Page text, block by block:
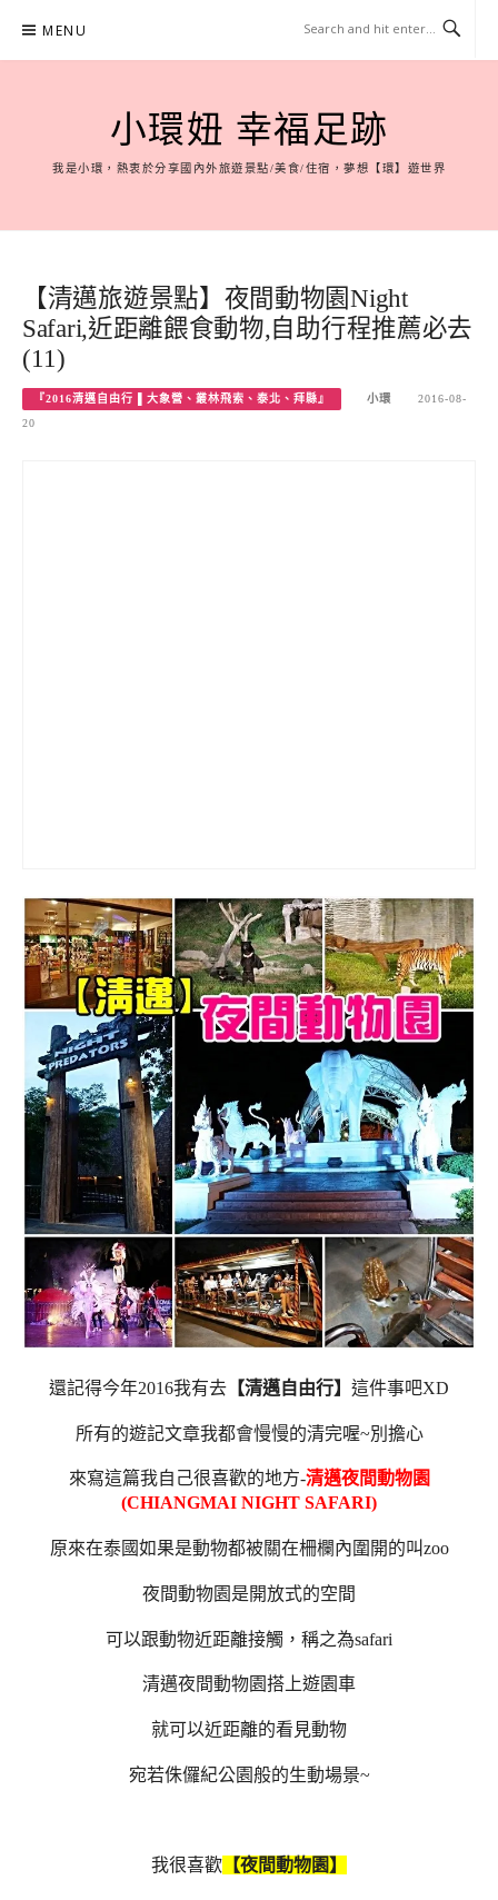
content
MENU
小環妞 幸福足跡
我是小環，熱衷於分享國內外旅遊景點/美食/住宿，夢想【環】遊世界
【清邁旅遊景點】夜間動物園Night
Safari,近距離餵食動物,自助行程推薦必去
(11)
『2016清邁自由行 ▌大象營、叢林飛索、泰北、拜縣』 小環
2016-08-
20
還記得今年2016我有去 【清邁自由行】 這件事吧XD
所有的遊記文章我都會慢慢的清完喔~別擔心
來寫這篇我自己很喜歡的地方-清邁夜間動物園
(CHIANGMAI NIGHT SAFARI)
原來在泰國如果是動物都被關在柵欄內圍開的叫zoo
夜間動物園是開放式的空間
可以跟動物近距離接觸，稱之為safari
清邁夜間動物園搭上遊園車
就可以近距離的看見動物
宛若侏儸紀公園般的生動場景~
我很喜歡 【夜間動物園】